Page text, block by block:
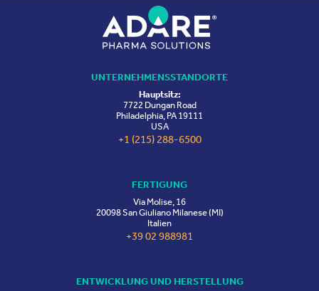
UNTERNEHMENSSTANDORTE
Hauptsitz:
7722 Dungan Road
Philadelphia, PA 19111
USA
+1 (215) 288-6500
FERTIGUNG
Via Molise, 16
20098 San Giuliano Milanese (MI)
Italien
+39 02 988981
ENTWICKLUNG UND HERSTELLUNG